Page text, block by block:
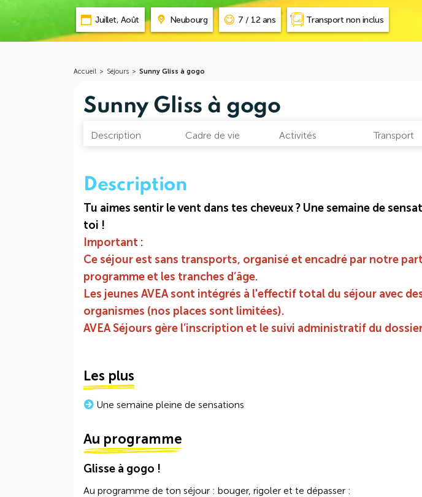
Juillet, Août Neubourg 7 / 12 ans Transport non inclus
Accueil > Séjours > Sunny Gliss à gogo
Sunny Gliss à gogo
Description Cadre de vie Activités Transport
Description
Tu aimes sentir le vent dans tes cheveux ? Une semaine de
toi !
Important :
Ce séjour est sans transports, organisé et encadré par notre
programme et les tranches d’âge.
Les jeunes AVEA sont intégrés à l'effectif total du séjour avec
organismes (nos places sont limitées).
AVEA Séjours gère l’inscription et le suivi administratif du
Les plus
Une semaine pleine de sensations
Au programme
Glisse à gogo !
Au programme de ton séjour : bouger, rigoler et te dépasser :